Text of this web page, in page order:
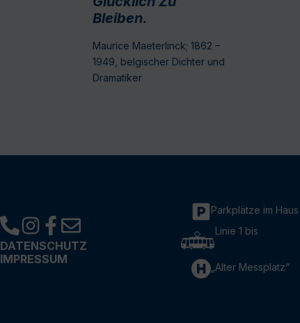
Bleiben.
Maurice Maeterlinck; 1862 –
1949, belgischer Dichter und
Dramatiker
DATENSCHUTZ
IMPRESSUM
Parkplätze im Haus
Linie 1 bis
„Alter Messplatz“